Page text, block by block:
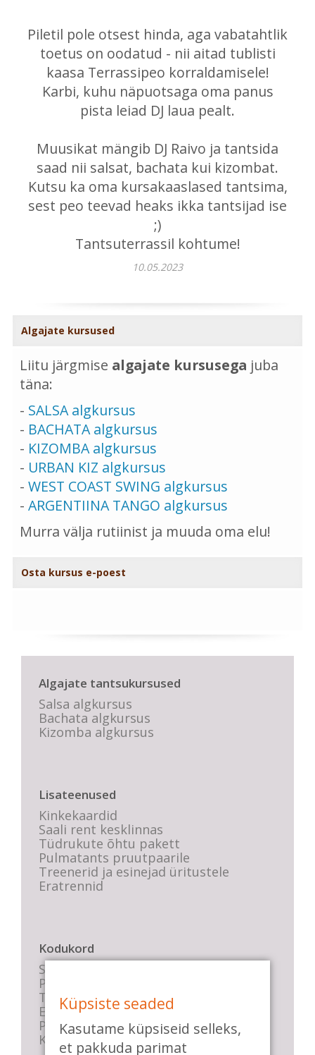
Piletil pole otsest hinda, aga vabatahtlik
toetus on oodatud - nii aitad tublisti
kaasa Terrassipeo korraldamisele!
Karbi, kuhu näpuotsaga oma panus
pista leiad DJ laua pealt.
Muusikat mängib DJ Raivo ja tantsida
saad nii salsat, bachata kui kizombat.
Kutsu ka oma kursakaaslased tantsima,
sest peo teevad heaks ikka tantsijad ise
;)
Tantsuterrassil kohtume!
10.05.2023
Algajate kursused
Liitu järgmise algajate kursusega juba
täna:
- SALSA algkursus
- BACHATA algkursus
- KIZOMBA algkursus
- URBAN KIZ algkursus
- WEST COAST SWING algkursus
- ARGENTIINA TANGO algkursus
Murra välja rutiinist ja muuda oma elu!
Osta kursus e-poest
Algajate tantsukursused
Salsa algkursus
Bachata algkursus
Kizomba algkursus
Lisateenused
Kinkekaardid
Saali rent kesklinnas
Tüdrukute õhtu pakett
Pulmatants pruutpaarile
Treenerid ja esinejad üritustele
Eratrennid
Kodukord
Stuudio sisekord
Privaatsustingimused
Tasemete kirjeldused
E-poe tingimused
Parkimise info
KKK
Küpsiste seaded
Kasutame küpsiseid selleks,
et pakkuda parimat